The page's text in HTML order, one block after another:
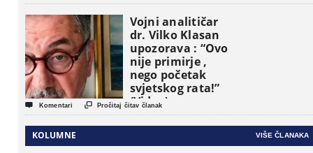
Vojni analitičar
dr. Vilko Klasan
upozorava : “Ovo
nije primirje ,
nego početak
svjetskog rata!”
(Video)
 Komentari  Pročitaj čitav članak
KOLUMNE VIŠE ČLANAKA